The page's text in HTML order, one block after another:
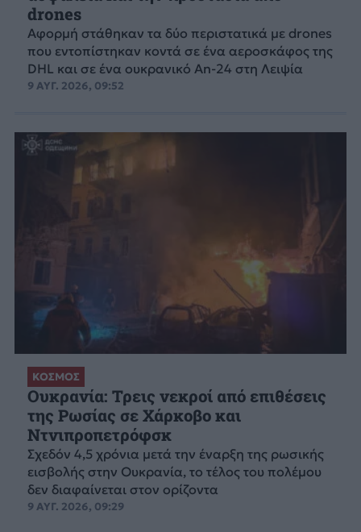
drones
Αφορμή στάθηκαν τα δύο περιστατικά με drones
που εντοπίστηκαν κοντά σε ένα αεροσκάφος της
DHL και σε ένα ουκρανικό An-24 στη Λειψία
9 ΑΥΓ. 2026, 09:52
ΚΟΣΜΟΣ
Ουκρανία: Τρεις νεκροί από επιθέσεις
της Ρωσίας σε Χάρκοβο και
Ντνιπροπετρόφσκ
Σχεδόν 4,5 χρόνια μετά την έναρξη της ρωσικής
εισβολής στην Ουκρανία, το τέλος του πολέμου
δεν διαφαίνεται στον ορίζοντα
9 ΑΥΓ. 2026, 09:29